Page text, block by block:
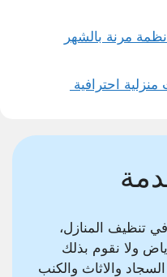
مرنة بالشهر
تنظيف المنازل،
ولا نقوم بذلك
والاثاث والكنب